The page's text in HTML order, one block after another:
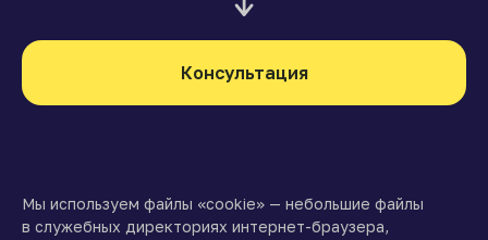
Консультация
Мы используем файлы «cookie» — небольшие файлы
в служебных директориях интернет-браузера,